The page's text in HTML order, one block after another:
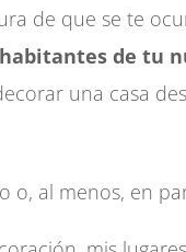
de que se te
de tu
una casa
o, al menos, en